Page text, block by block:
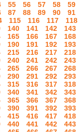
55 56 57 58 59
87 88 89 90 91
115 116 117 118
140 141 142 143
165 166 167 168
190 191 192 193
215 216 217 218
240 241 242 243
265 266 267 268
290 291 292 293
315 316 317 318
340 341 342 343
365 366 367 368
390 391 392 393
415 416 417 418
440 441 442 443